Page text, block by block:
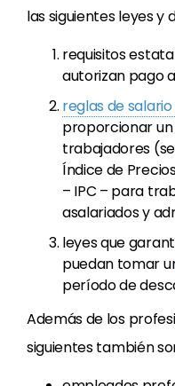
las siguientes leyes y
requisitos
autorizan pago
reglas de
proporcionar
trabajadores
Índice de
– IPC – para
asalariados y
leyes que
puedan tomar
período de
Además de los
siguientes también